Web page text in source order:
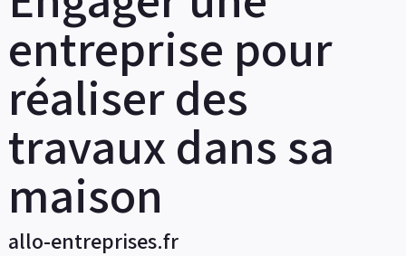
entreprise pour
réaliser des
travaux dans sa
maison
allo-entreprises.fr